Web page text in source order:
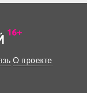
О проекте